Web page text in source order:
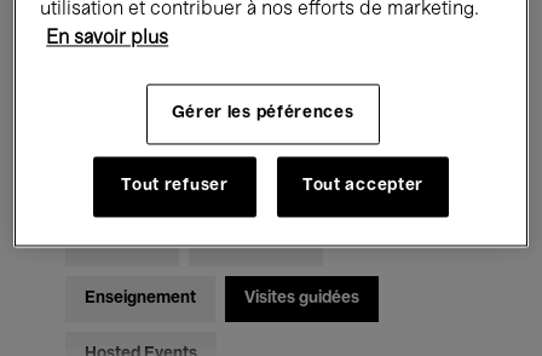
Rencontres & Débats
Musique classique Global Music
Musique électronique
Pour tous Kids’ Palace
Enseignement Visites guidées
utilisation et contribuer à nos efforts de marketing.
En savoir plus
Gérer les péférences
Tout refuser Tout accepter